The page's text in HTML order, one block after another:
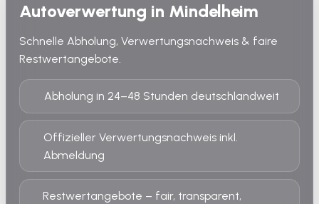
Autoverwertung in Mindelheim
Schnelle Abholung, Verwertungsnachweis & faire
Restwertangebote.
Abholung in 24–48 Stunden deutschlandweit
Offizieller Verwertungsnachweis inkl.
Abmeldung
Restwertangebote – fair, transparent,